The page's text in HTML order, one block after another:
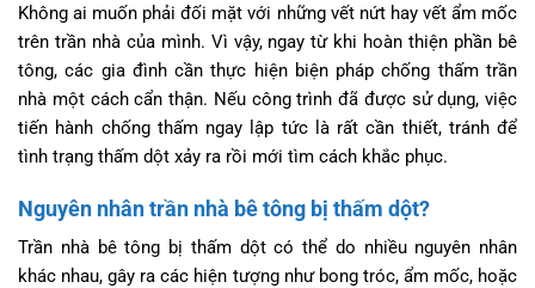
Không ai muốn phải đối mặt với những vết nứt hay vết ẩm mốc
trên trần nhà của mình. Vì vậy, ngay từ khi hoàn thiện phần bê
tông, các gia đình cần thực hiện biện pháp chống thấm trần
nhà một cách cẩn thận. Nếu công trình đã được sử dụng, việc
tiến hành chống thấm ngay lập tức là rất cần thiết, tránh để
tình trạng thấm dột xảy ra rồi mới tìm cách khắc phục.
Nguyên nhân trần nhà bê tông bị thấm dột?
Trần nhà bê tông bị thấm dột có thể do nhiều nguyên nhân
khác nhau, gây ra các hiện tượng như bong tróc, ẩm mốc, hoặc